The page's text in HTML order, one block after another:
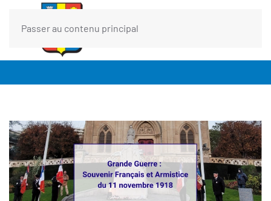
Passer au contenu principal